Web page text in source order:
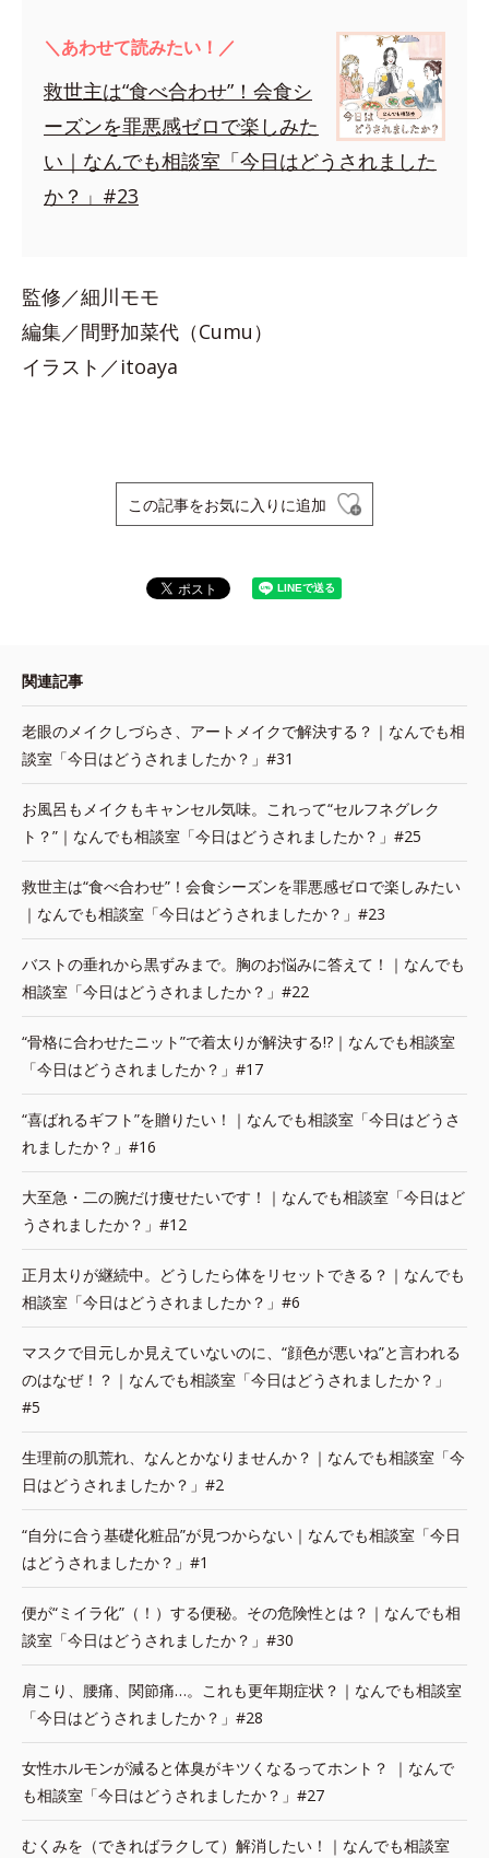
＼あわせて読みたい！／
救世主は“食べ合わせ”！会食シ
ーズンを罪悪感ゼロで楽しみた
い｜なんでも相談室「今日はどうされました
か？」#23
監修／細川モモ
編集／間野加菜代（Cumu）
イラスト／itoaya
この記事をお気に入りに追加
関連記事
老眼のメイクしづらさ、アートメイクで解決する？｜なんでも相
談室「今日はどうされましたか？」#31
お風呂もメイクもキャンセル気味。これって“セルフネグレク
ト？”｜なんでも相談室「今日はどうされましたか？」#25
救世主は“食べ合わせ”！会食シーズンを罪悪感ゼロで楽しみたい
｜なんでも相談室「今日はどうされましたか？」#23
バストの垂れから黒ずみまで。胸のお悩みに答えて！｜なんでも
相談室「今日はどうされましたか？」#22
“骨格に合わせたニット”で着太りが解決する!?｜なんでも相談室
「今日はどうされましたか？」#17
“喜ばれるギフト”を贈りたい！｜なんでも相談室「今日はどうさ
れましたか？」#16
大至急・二の腕だけ痩せたいです！｜なんでも相談室「今日はど
うされましたか？」#12
正月太りが継続中。どうしたら体をリセットできる？｜なんでも
相談室「今日はどうされましたか？」#6
マスクで目元しか見えていないのに、“顔色が悪いね”と言われる
のはなぜ！？｜なんでも相談室「今日はどうされましたか？」
#5
生理前の肌荒れ、なんとかなりませんか？｜なんでも相談室「今
日はどうされましたか？」#2
“自分に合う基礎化粧品”が見つからない｜なんでも相談室「今日
はどうされましたか？」#1
便が“ミイラ化”（！）する便秘。その危険性とは？｜なんでも相
談室「今日はどうされましたか？」#30
肩こり、腰痛、関節痛…。これも更年期症状？｜なんでも相談室
「今日はどうされましたか？」#28
女性ホルモンが減ると体臭がキツくなるってホント？ ｜なんで
も相談室「今日はどうされましたか？」#27
むくみを（できればラクして）解消したい！｜なんでも相談室